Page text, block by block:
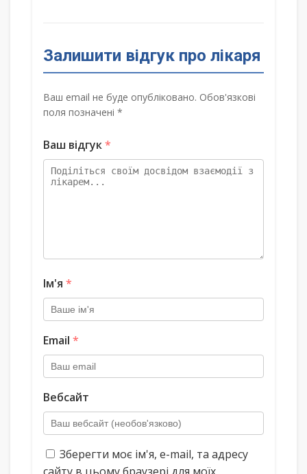
Залишити відгук про лікаря
Ваш email не буде опубліковано. Обов'язкові
поля позначені *
Ваш відгук*
Ім'я *
Email *
Вебсайт
Зберегти моє ім'я, e-mail, та адресу